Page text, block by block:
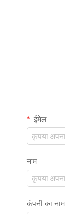
ईमेल
नाम
कंपनी का नाम